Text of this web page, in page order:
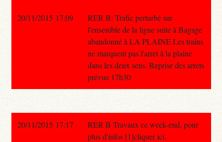
RER B: Trafic perturbé sur
l'ensemble de la ligne suite à Bagage
abandonné à LA PLAINE.Les trains
ne marquent pas l'arret à la plaine
dans les deux sens. Reprise des arrets
prévue 17h30
20/11/2015 17:09
20/11/2015 17:17
RER B Travaux ce week-end, pour
plus d'infos [1]cliquer ici.